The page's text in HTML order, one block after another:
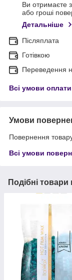
Ви отримаєте
або гроші
Детальніше
Післяплата
Готівкою
Переведення
Всі умови оплати
Умови
Повернення
Всі умови
Подібні товари